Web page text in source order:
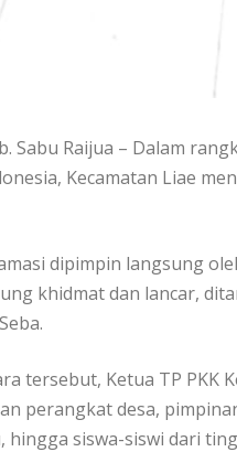
Sabu Raijua – Dalam
Kecamatan Liae
dipimpin langsung
khidmat dan lancar,
tersebut, Ketua TP PKK
perangkat desa,
siswa-siswi dari